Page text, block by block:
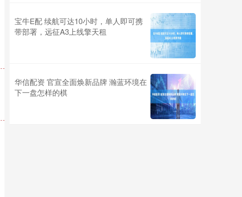
宝牛E配 续航可达10小时，单人即可携
带部署，远征A3上线擎天租
华信配资 官宣全面焕新品牌 瀚蓝环境在
下一盘怎样的棋